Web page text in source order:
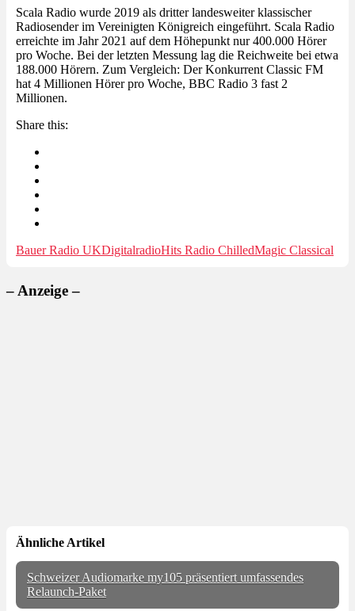
Scala Radio wurde 2019 als dritter landesweiter klassischer
Radiosender im Vereinigten Königreich eingeführt. Scala Radio
erreichte im Jahr 2021 auf dem Höhepunkt nur 400.000 Hörer
pro Woche. Bei der letzten Messung lag die Reichweite bei etwa
188.000 Hörern. Zum Vergleich: Der Konkurrent Classic FM
hat 4 Millionen Hörer pro Woche, BBC Radio 3 fast 2
Millionen.
Share this:
Bauer Radio UKDigitalradioHits Radio ChilledMagic Classical
– Anzeige –
Ähnliche Artikel
Schweizer Audiomarke my105 präsentiert umfassendes
Relaunch-Paket